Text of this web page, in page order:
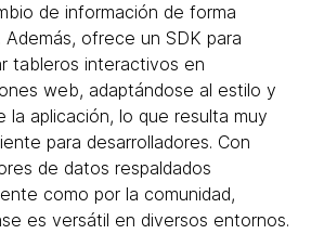
de información de forma
Además, ofrece un SDK para
tableros interactivos en
web, adaptándose al estilo y
la aplicación, lo que resulta muy
para desarrolladores. Con
de datos respaldados
como por la comunidad,
es versátil en diversos entornos.